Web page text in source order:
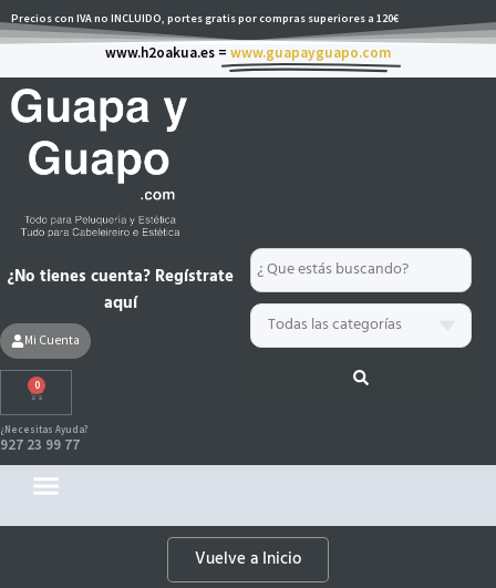
al
Precios con IVA no INCLUIDO, portes gratis por compras superiores a 120€
www.h2oakua.es = www.guapayguapo.com
Search
...
¿No tienes cuenta? Regístrate
aquí
Mi Cuenta
0
Carrito
¿Necesitas Ayuda?
927 23 99 77
Vuelve a Inicio